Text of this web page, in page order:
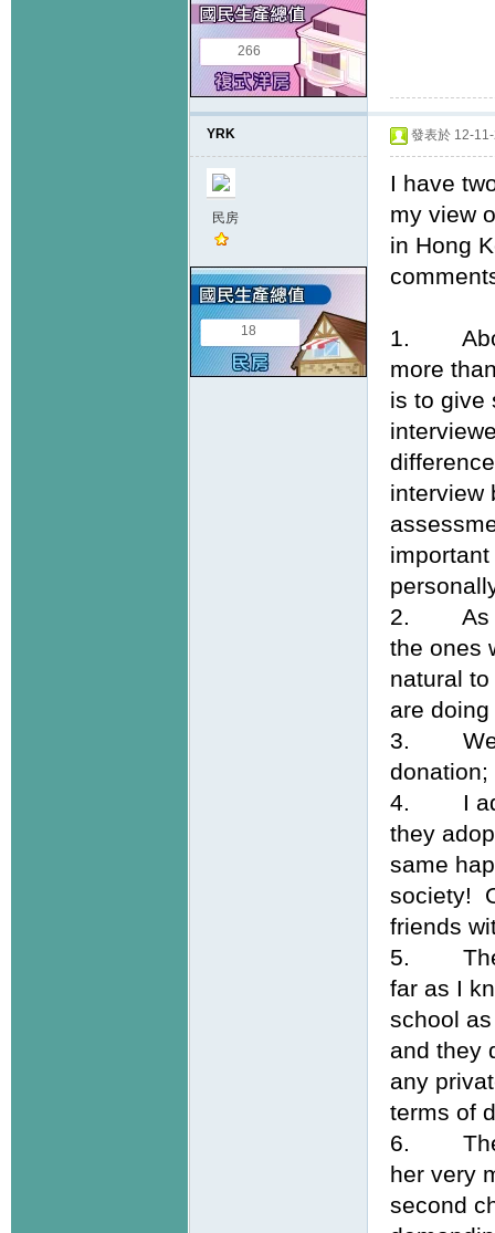
266
YRK
民房
18
發表於 12-
I have
my view
in Hong
1. About
more
is to give
interview
2. As far
the ones
natural
are
3. We
donation;
4. I
they
same
society!
friends
5. The
far as I
school
and they
any
terms of
6. The
her very
second